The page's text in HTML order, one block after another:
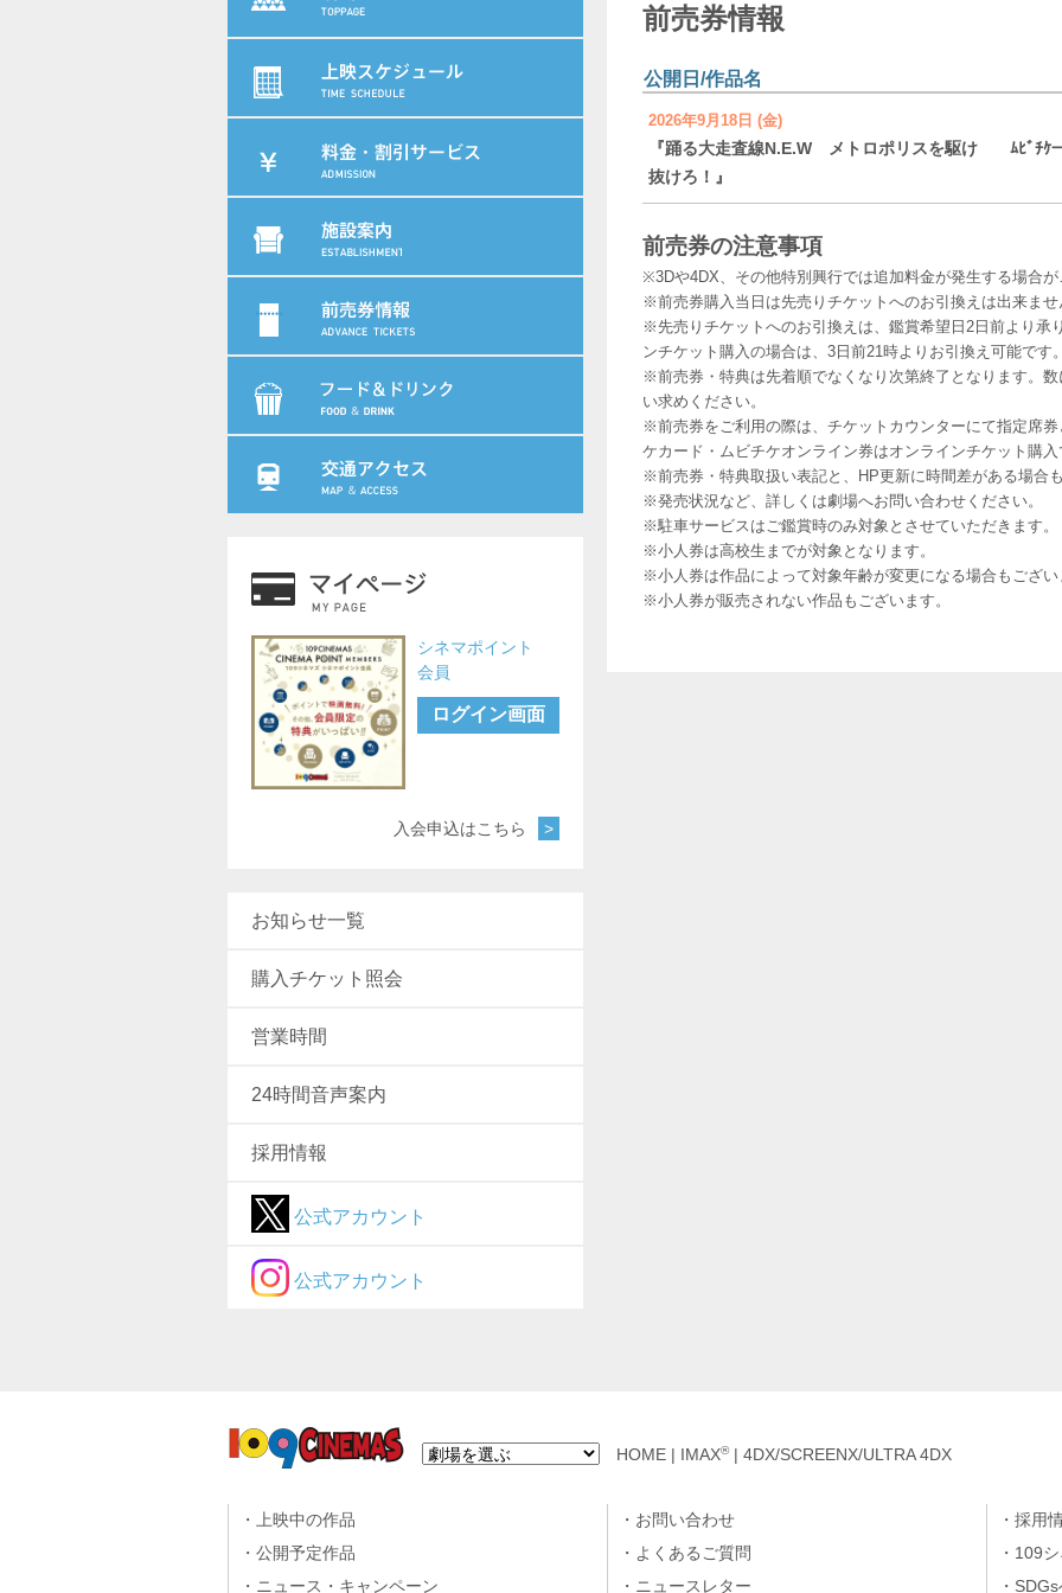
シネマポイント
会員
ログイン画面
入会申込はこちら
お知らせ一覧
購入チケット照会
営業時間
24時間音声案内
採用情報
公式アカウント
公式アカウント
前売券情報
公開日/作品名
2026年9月18日 (金)
『踊る大走査線N.E.W メトロポリスを駆け
抜けろ！』
ﾑﾋﾞﾁｹ
前売券の注意事項
※3Dや4DX、その他特別興行では追加料金が発生する場合
※前売券購入当日は先売りチケットへのお引換えは出来ま
※先売りチケットへのお引換えは、鑑賞希望日2日前より承
ンチケット購入の場合は、3日前21時よりお引換え可能です
※前売券・特典は先着順でなくなり次第終了となります。
い求めください。
※前売券をご利用の際は、チケットカウンターにて指定席
ケカード・ムビチケオンライン券はオンラインチケット購
※前売券・特典取扱い表記と、HP更新に時間差がある場合
※発売状況など、詳しくは劇場へお問い合わせください。
※駐車サービスはご鑑賞時のみ対象とさせていただきます。
※小人券は高校生までが対象となります。
※小人券は作品によって対象年齢が変更になる場合もござい
※小人券が販売されない作品もございます。
HOME IMAX®| 4DX/SCREENX/ULTRA 4DX
上映中の作品
公開予定作品
ニュース・キャンペーン
お問い合わせ
よくあるご質問
ニュースレター
採用
109